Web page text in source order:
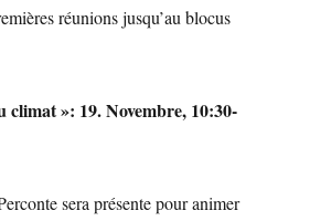
réunions jusqu’au blocus
climat »: 19. Novembre, 10:30-
sera présente pour animer